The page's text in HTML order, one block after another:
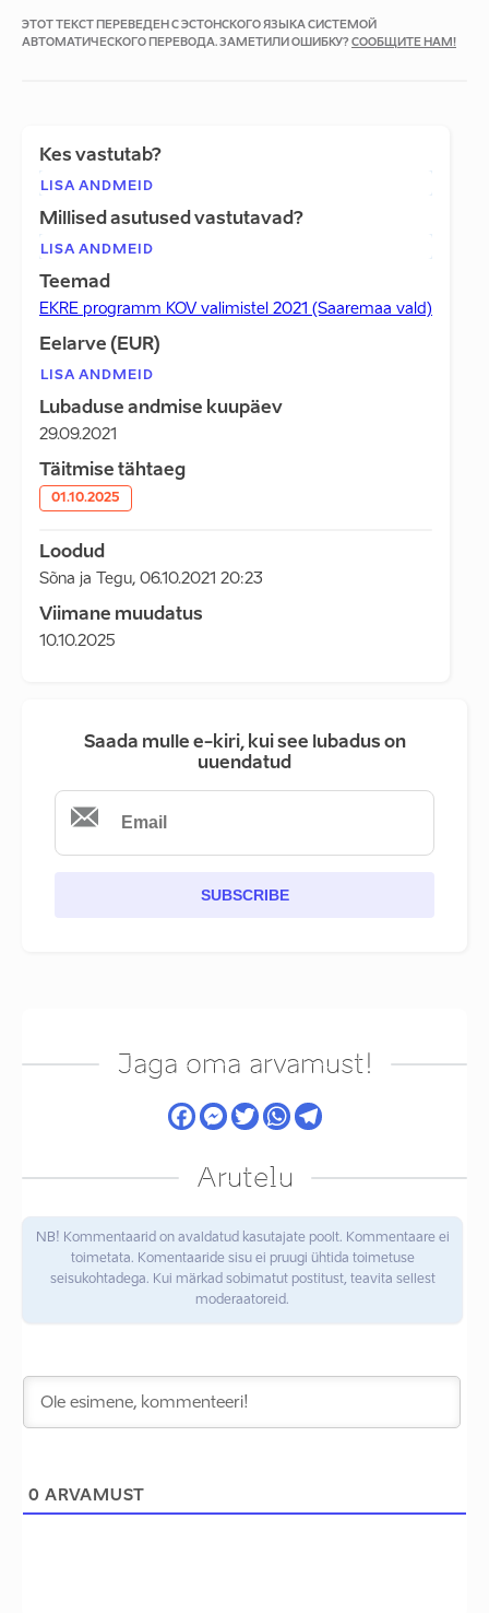
ЭТОТ ТЕКСТ ПЕРЕВЕДЕН С ЭСТОНСКОГО ЯЗЫКА СИСТЕМОЙ
АВТОМАТИЧЕСКОГО ПЕРЕВОДА. ЗАМЕТИЛИ ОШИБКУ? СООБЩИТЕ НАМ!
Kes vastutab?
LISA ANDMEID
Millised asutused vastutavad?
LISA ANDMEID
Teemad
EKRE programm KOV valimistel 2021 (Saaremaa vald)
Eelarve (EUR)
LISA ANDMEID
Lubaduse andmise kuupäev
29.09.2021
Täitmise tähtaeg
01.10.2025
Loodud
Sõna ja Tegu, 06.10.2021 20:23
Viimane muudatus
10.10.2025
Saada mulle e-kiri, kui see lubadus on
uuendatud
SUBSCRIBE
Jaga oma arvamust!
Arutelu
NB! Kommentaarid on avaldatud kasutajate poolt. Kommentaare ei
toimetata. Komentaaride sisu ei pruugi ühtida toimetuse
seisukohtadega. Kui märkad sobimatut postitust, teavita sellest
moderaatoreid.
0 ARVAMUST